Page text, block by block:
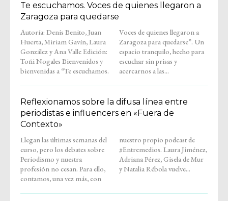
Te escuchamos. Voces de quienes llegaron a
Zaragoza para quedarse
Autoría: Denis Benito, Juan
Huerta, Miriam Gavín, Laura
González y Ana Valle Edición:
Toñi Nogales Bienvenidos y
bienvenidas a “Te escuchamos.
Voces de quienes llegaron a
Zaragoza para quedarse”. Un
espacio tranquilo, hecho para
escuchar sin prisas y
acercarnos a las...
Reflexionamos sobre la difusa línea entre
periodistas e influencers en «Fuera de
Contexto»
Llegan las últimas semanas del
curso, pero los debates sobre
Periodismo y nuestra
profesión no cesan. Para ello,
contamos, una vez más, con
nuestro propio podcast de
#Entremedios. Laura Jiménez,
Adriana Pérez, Gisela de Mur
y Natalia Rébola vuelve...